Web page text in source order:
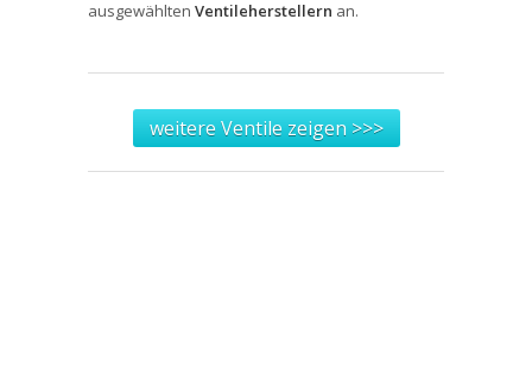
ausgewählten Ventileherstellern an.
weitere Ventile zeigen >>>